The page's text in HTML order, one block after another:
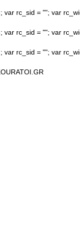
rc_sid = ""; var
rc_sid = ""; var
rc_sid = ""; var